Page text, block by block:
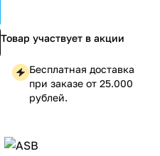
Товар участвует в акции
Бесплатная доставка
при заказе от 25.000
рублей.